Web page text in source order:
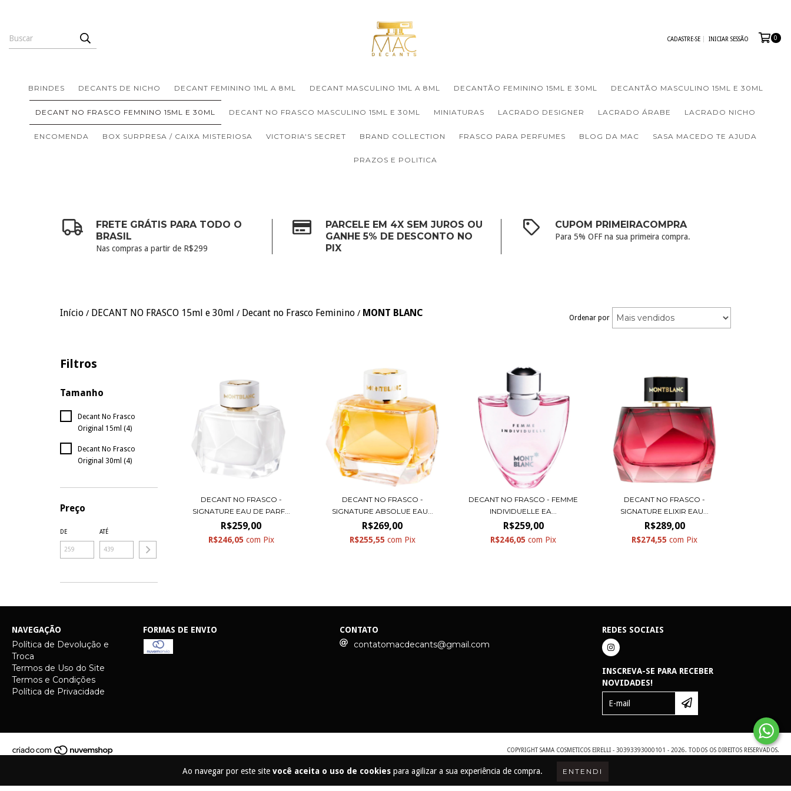
Ao navegar por este site você aceita o uso de cookies para agilizar a sua experiência de compra. ENTENDI
CADASTRE-SE INICIAR SESSÃO 0
BRINDES DECANTS DE NICHO DECANT FEMININO 1ML A 8ML DECANT MASCULINO 1ML A 8ML DECANTÃO FEMININO 15ML E 30ML DECANTÃO MASCULINO 15ML E 30ML
DECANT NO FRASCO FEMNINO 15ML E 30ML DECANT NO FRASCO MASCULINO 15ML E 30ML MINIATURAS LACRADO DESIGNER LACRADO ÁRABE LACRADO NICHO
ENCOMENDA BOX SURPRESA / CAIXA MISTERIOSA VICTORIA'S SECRET BRAND COLLECTION FRASCO PARA PERFUMES BLOG DA MAC SASA MACEDO TE AJUDA
PRAZOS E POLITICA
FRETE GRÁTIS PARA TODO O
BRASIL
Nas compras a partir de R$299
PARCELE EM 4X SEM JUROS OU
GANHE 5% DE DESCONTO NO
PIX
CUPOM PRIMEIRACOMPRA
Para 5% OFF na sua primeira compra.
Início / DECANT NO FRASCO 15ml e 30ml / Decant no Frasco Feminino / MONT BLANC Ordenar por
Filtros
Tamanho
Decant No Frasco
Original 15ml (4)
Decant No Frasco
Original 30ml (4)
Preço
DE ATÉ
DECANT NO FRASCO -
SIGNATURE EAU DE PARF...
R$259,00
R$246,05 com Pix
DECANT NO FRASCO -
SIGNATURE ABSOLUE EAU...
R$269,00
R$255,55 com Pix
DECANT NO FRASCO - FEMME
INDIVIDUELLE EA...
R$259,00
R$246,05com Pix
DECANT NO FRASCO -
SIGNATURE ELIXIR EAU...
R$289,00
R$274,55com Pix
NAVEGAÇÃO
Política de Devolução e
Troca
Termos de Uso do Site
Termos e Condições
Política de Privacidade
FORMAS DE ENVIO CONTATO
contatomacdecants@gmail.com
REDES SOCIAIS
INSCREVA-SE PARA RECEBER
NOVIDADES!
COPYRIGHT SAMA COSMETICOS EIRELLI - 30393393000101 - 2026. TODOS OS DIREITOS RESERVADOS.